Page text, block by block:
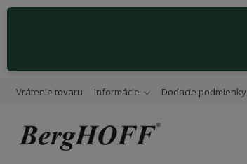
Vrátenie tovaru Informácie Dodacie podmienky